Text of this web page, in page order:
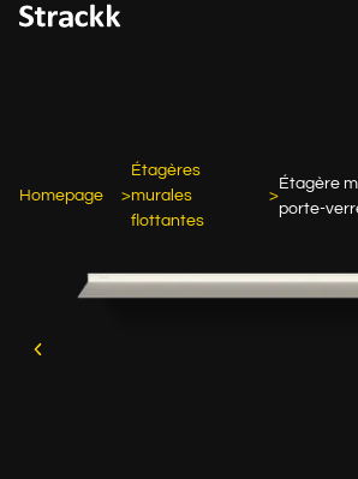
Homepage
Étagères
murales
flottantes
Étagère
porte-